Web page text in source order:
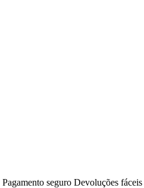
Pagamento seguro Devoluções fáceis